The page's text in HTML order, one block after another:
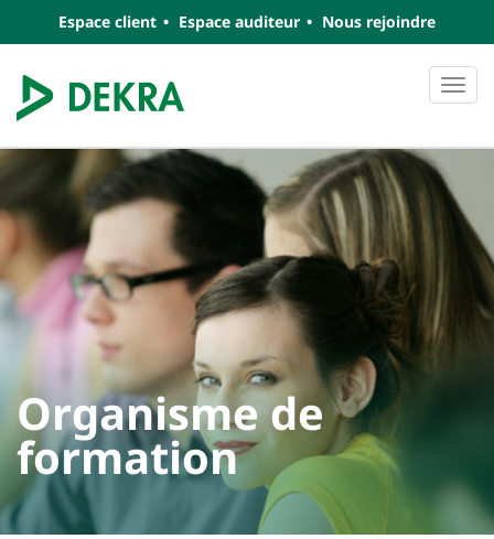
Espace client Espace auditeur Nous rejoindre
Organisme de
formation